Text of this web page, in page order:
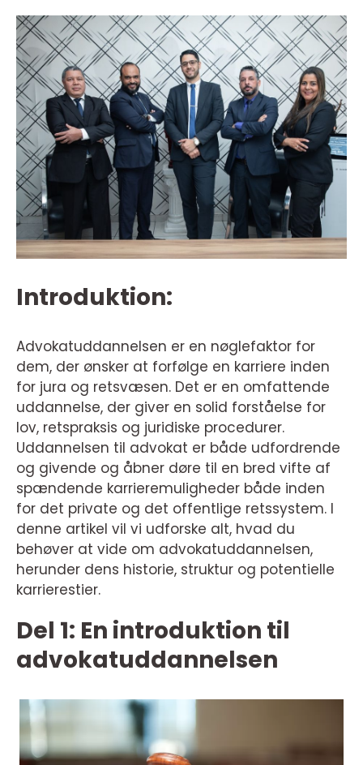
Introduktion:
Advokatuddannelsen er en nøglefaktor for
dem, der ønsker at forfølge en karriere inden
for jura og retsvæsen. Det er en omfattende
uddannelse, der giver en solid forståelse for
lov, retspraksis og juridiske procedurer.
Uddannelsen til advokat er både udfordrende
og givende og åbner døre til en bred vifte af
spændende karrieremuligheder både inden
for det private og det offentlige retssystem. I
denne artikel vil vi udforske alt, hvad du
behøver at vide om advokatuddannelsen,
herunder dens historie, struktur og potentielle
karrierestier.
Del 1: En introduktion til
advokatuddannelsen